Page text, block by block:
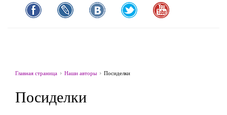
Главная страница Наши авторы Посиделки
Посиделки